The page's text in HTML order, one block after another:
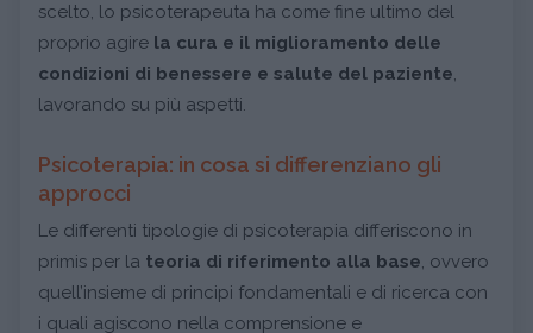
scelto, lo psicoterapeuta ha come fine ultimo del
proprio agire la cura e il miglioramento delle
condizioni di benessere e salute del paziente,
lavorando su più aspetti.
Psicoterapia: in cosa si differenziano gli
approcci
Le differenti tipologie di psicoterapia differiscono in
primis per la teoria di riferimento alla base, ovvero
quell’insieme di principi fondamentali e di ricerca con
i quali agiscono nella comprensione e